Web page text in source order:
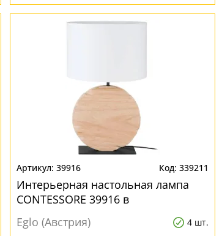
39916 339211
Интерьерная настольная лампа
CONTESSORE 39916 в
скандинавском стиле
Eglo (Австрия) 4 шт.